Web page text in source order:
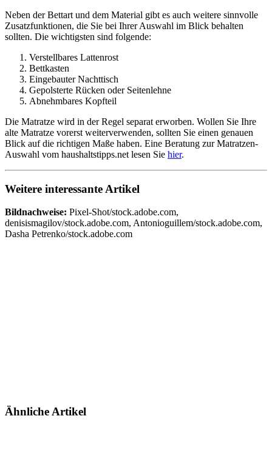
Neben der Bettart und dem Material gibt es auch weitere sinnvolle
Zusatzfunktionen, die Sie bei Ihrer Auswahl im Blick behalten
sollten. Die wichtigsten sind folgende:
Verstellbares Lattenrost
Bettkasten
Eingebauter Nachttisch
Gepolsterte Rücken oder Seitenlehne
Abnehmbares Kopfteil
Die Matratze wird in der Regel separat erworben. Wollen Sie Ihre
alte Matratze vorerst weiterverwenden, sollten Sie einen genauen
Blick auf die richtigen Maße haben. Eine Beratung zur Matratzen-
Auswahl vom haushaltstipps.net lesen Sie hier.
Weitere interessante Artikel
Bildnachweise: Pixel-Shot/stock.adobe.com,
denisismagilov/stock.adobe.com, Antonioguillem/stock.adobe.com,
Dasha Petrenko/stock.adobe.com
Ähnliche Artikel